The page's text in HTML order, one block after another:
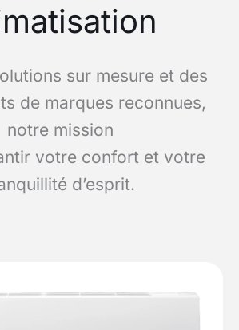
sur mesure et des
de marques reconnues,
notre mission
votre confort et votre
d’esprit.